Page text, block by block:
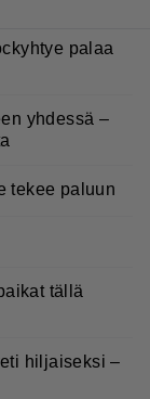
palaa
yhdessä –
tekee paluun
tällä
hiljaiseksi –